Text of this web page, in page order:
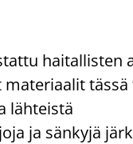
haitallisten
materiaalit
lähteistä
ja sänkyjä